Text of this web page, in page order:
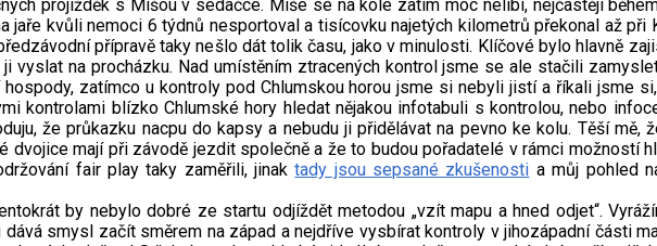
projížděk s Míšou v sedačce. Míše se na kole zatím moc nelíbí, nejčastěji
jaře kvůli nemoci 6 týdnů nesportoval a tisícovku najetých kilometrů překonal až při
přípravě taky nešlo dát tolik času, jako v minulosti. Klíčové bylo hlavně
vyslat na procházku. Nad umístěním ztracených kontrol jsme se ale stačili
zatímco u kontroly pod Chlumskou horou jsme si nebyli jistí a říkali jsme
kontrolami blízko Chlumské hory hledat nějakou infotabuli s kontrolou, nebo
že průkazku nacpu do kapsy a nebudu ji přidělávat na pevno ke kolu. Těší mě,
dvojice mají při závodě jezdit společně a že to budou pořadatelé v rámci možností
fair play taky zaměřili, jinaktady jsou sepsané zkušenosti a můj pohled
by nebylo dobré ze startu odjíždět metodou „vzít mapu a hned odjet“.
smysl začít směrem na západ a nejdříve vysbírat kontroly v jihozápadní části